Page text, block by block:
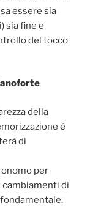
essere sia
sia fine e
del tocco
della
è
di
per
cambiamenti di